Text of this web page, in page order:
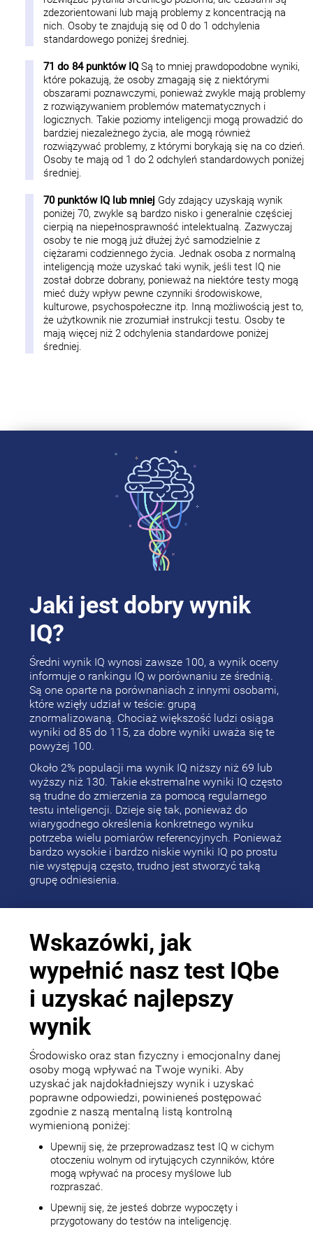
zdezorientowani lub mają problemy z koncentracją na
nich. Osoby te znajdują się od 0 do 1 odchylenia
standardowego poniżej średniej.
71 do 84 punktów IQSą to mniej prawdopodobne wyniki,
które pokazują, że osoby zmagają się z niektórymi
obszarami poznawczymi, ponieważ zwykle mają problemy
z rozwiązywaniem problemów matematycznych i
logicznych. Takie poziomy inteligencji mogą prowadzić do
bardziej niezależnego życia, ale mogą również
rozwiązywać problemy, z którymi borykają się na co dzień.
Osoby te mają od 1 do 2 odchyleń standardowych poniżej
średniej.
70 punktów IQ lub mniej Gdy zdający uzyskają wynik
poniżej 70, zwykle są bardzo nisko i generalnie częściej
cierpią na niepełnosprawność intelektualną. Zazwyczaj
osoby te nie mogą już dłużej żyć samodzielnie z
ciężarami codziennego życia. Jednak osoba z normalną
inteligencją może uzyskać taki wynik, jeśli test IQ nie
został dobrze dobrany, ponieważ na niektóre testy mogą
mieć duży wpływ pewne czynniki środowiskowe,
kulturowe, psychospołeczne itp. Inną możliwością jest to,
że użytkownik nie zrozumiał instrukcji testu. Osoby te
mają więcej niż 2 odchylenia standardowe poniżej
średniej.
Jaki jest dobry wynik
IQ?
Średni wynik IQ wynosi zawsze 100, a wynik oceny
informuje o rankingu IQ w porównaniu ze średnią.
Są one oparte na porównaniach z innymi osobami,
które wzięły udział w teście: grupą
znormalizowaną. Chociaż większość ludzi osiąga
wyniki od 85 do 115, za dobre wyniki uważa się te
powyżej 100.
Około 2% populacji ma wynik IQ niższy niż 69 lub
wyższy niż 130. Takie ekstremalne wyniki IQ często
są trudne do zmierzenia za pomocą regularnego
testu inteligencji. Dzieje się tak, ponieważ do
wiarygodnego określenia konkretnego wyniku
potrzeba wielu pomiarów referencyjnych. Ponieważ
bardzo wysokie i bardzo niskie wyniki IQ po prostu
nie występują często, trudno jest stworzyć taką
grupę odniesienia.
Wskazówki, jak
wypełnić nasz test IQbe
i uzyskać najlepszy
wynik
Środowisko oraz stan fizyczny i emocjonalny danej
osoby mogą wpływać na Twoje wyniki. Aby
uzyskać jak najdokładniejszy wynik i uzyskać
poprawne odpowiedzi, powinieneś postępować
zgodnie z naszą mentalną listą kontrolną
wymienioną poniżej:
Upewnij się, że przeprowadzasz test IQ w cichym
otoczeniu wolnym od irytujących czynników, które
mogą wpływać na procesy myślowe lub
rozpraszać.
Upewnij się, że jesteś dobrze wypoczęty i
przygotowany do testów na inteligencję.